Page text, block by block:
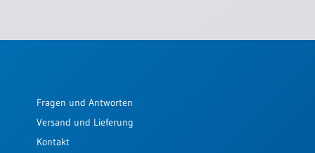
Fragen und Antworten
Versand und Lieferung
Kontakt